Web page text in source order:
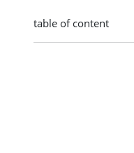
table of content